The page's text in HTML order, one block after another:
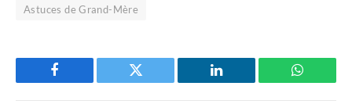
Astuces de Grand-Mère
Facebook Twitter LinkedIn